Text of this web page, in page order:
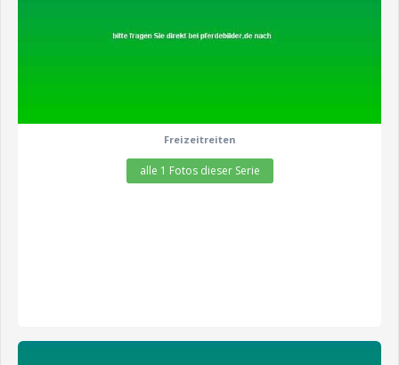
Freizeitreiten
alle 1 Fotos dieser Serie